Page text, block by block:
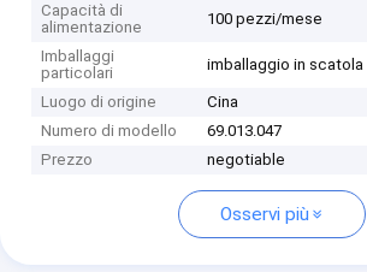
Capacità di
alimentazione
100 pezzi/mese
Imballaggi
particolari
imballaggio in
Luogo di origine
Cina
Numero di modello
69.013.047
Prezzo
negotiable
Osservi più